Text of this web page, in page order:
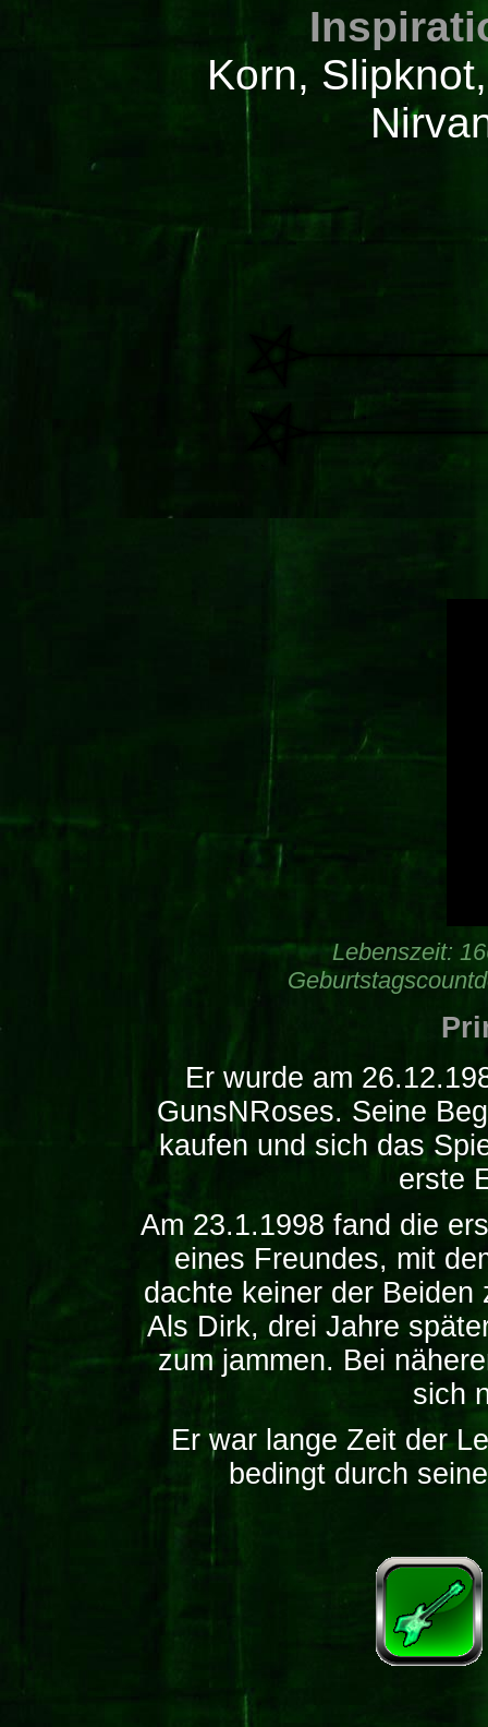
Korn,
Lebenszeit:
Er wurde am
GunsNRoses. Seine
kaufen und sich das
erste
Am 23.1.1998 fand die
eines Freundes, mit
dachte keiner der
Als Dirk, drei Jahre
zum jammen. Bei
sich
Er war lange Zeit der
bedingt durch